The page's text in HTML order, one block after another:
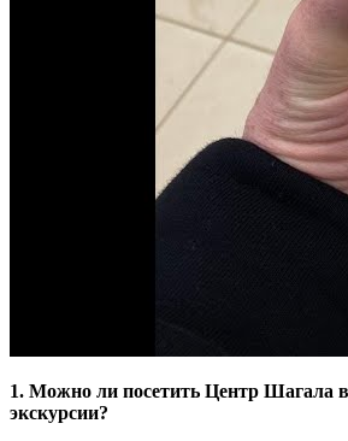
1. Можно ли посетить Центр Шагала в
экскурсии?